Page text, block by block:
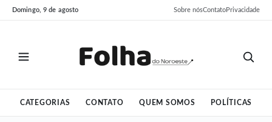
Pular
para
Pular
para
Domingo, 9 de agosto Sobre nósContatoPrivacidade
CATEGORIAS CONTATO QUEM SOMOS POLÍTICAS